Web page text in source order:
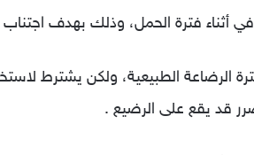
الرضاعة الطبيعية، ولكن يشترط
قد يقع على الرضيع .